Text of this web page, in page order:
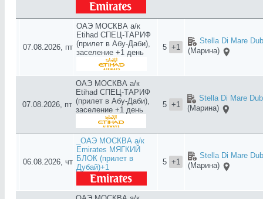
07.08.2026, пт
ОАЭ МОСКВА а/к
Etihad СПЕЦ-ТАРИФ
(прилет в Абу-Даби),
заселение +1 день
5 +1
Stella Di Mare
(Марина)
07.08.2026, пт
ОАЭ МОСКВА а/к
Etihad СПЕЦ-ТАРИФ
(прилет в Абу-Даби),
заселение +1 день
5 +1
Stella Di Mare
(Марина)
06.08.2026, чт
_ОАЭ МОСКВА а/к
Emirates МЯГКИЙ
БЛОК (прилет в
Дубай)+1
5 +1
Stella Di Mare
(Марина)